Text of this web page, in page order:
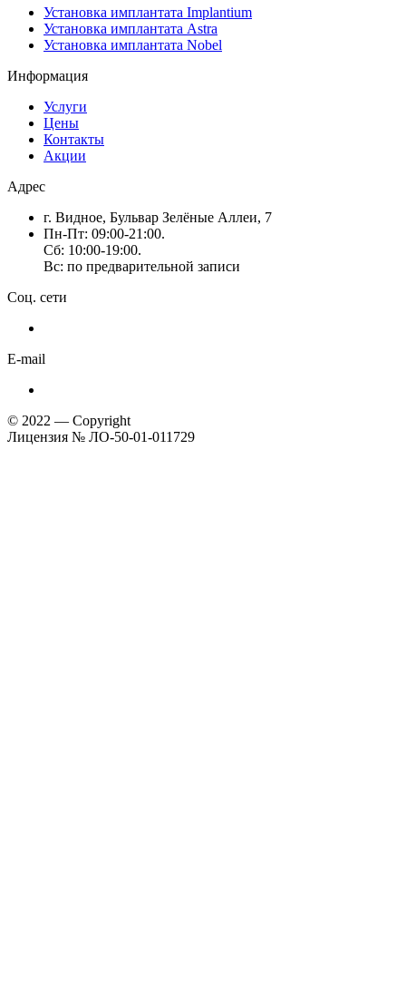
Установка имплантата Implantium
Установка имплантата Astra
Установка имплантата Nobel
Информация
Услуги
Цены
Контакты
Акции
Адрес
г. Видное, Бульвар Зелёные Аллеи, 7
Пн-Пт: 09:00-21:00.
Сб: 10:00-19:00.
Вс: по предварительной записи
Соц. сети
E-mail
© 2022 — Copyright
Лицензия № ЛО-50-01-011729